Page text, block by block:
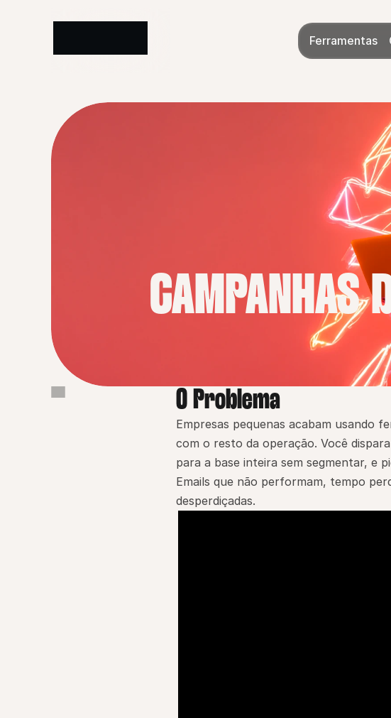
Ferramentas
CAMPANHAS
O Problema
Empresas pequenas acabam usando
com o resto da operação. Você
para a base inteira sem segmentar, e
Emails que não performam, tempo
desperdiçadas.